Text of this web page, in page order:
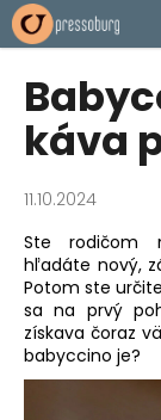
Prejsť
na
obsah
káva
11.10.2024
Ste rodičom
hľadáte nový,
Potom ste
sa na prvý
získava čoraz
babyccino je?
K
o
Č
o
p
t
r
e
b
u